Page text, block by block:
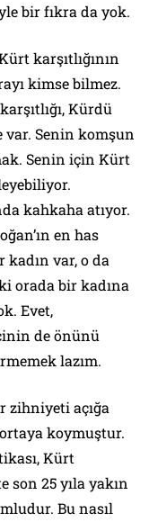
bir fıkra da yok.
karşıtlığının
kimse bilmez.
Kürdü
var. Senin komşun
Senin için Kürt
kahkaha atıyor.
en has
kadın var, o da
orada bir kadına
Evet,
de önünü
lazım.
zihniyeti açığa
koymuştur.
Kürt
son 25 yıla yakın
Bu nasıl